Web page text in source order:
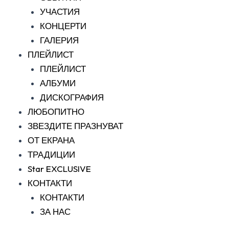
УЧАСТИЯ
КОНЦЕРТИ
ГАЛЕРИЯ
ПЛЕЙЛИСТ
ПЛЕЙЛИСТ
АЛБУМИ
ДИСКОГРАФИЯ
ЛЮБОПИТНО
ЗВЕЗДИТЕ ПРАЗНУВАТ
ОТ ЕКРАНА
ТРАДИЦИИ
Star EXCLUSIVE
КОНТАКТИ
КОНТАКТИ
ЗА НАС